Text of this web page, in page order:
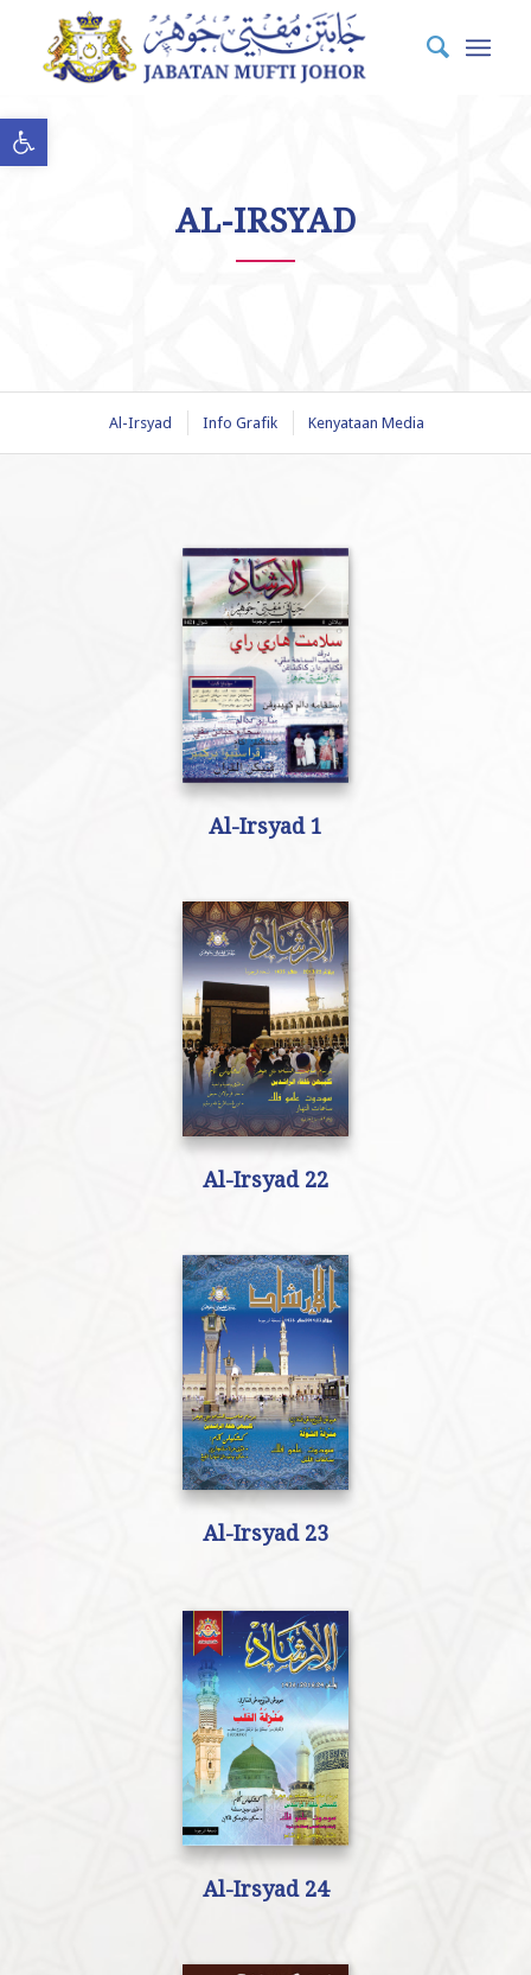
Open toolbar
AL-IRSYAD
Al-Irsyad Info Grafik Kenyataan Media
Al-Irsyad 1
Al-Irsyad 22
Al-Irsyad 23
Al-Irsyad 24